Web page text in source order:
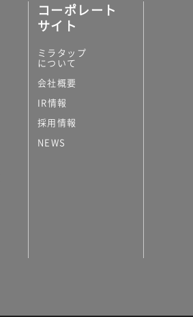
コーポレート
サイト
ミラタップ
について
会社概要
IR情報
採用情報
NEWS